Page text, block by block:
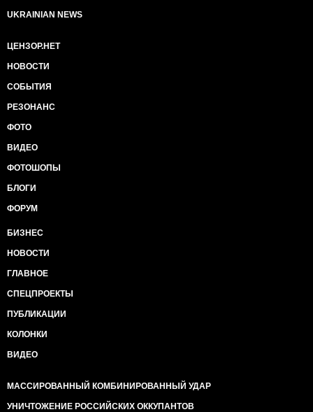
UKRAINIAN NEWS
ЦЕНЗОР.НЕТ
НОВОСТИ
СОБЫТИЯ
РЕЗОНАНС
ФОТО
ВИДЕО
ФОТОШОПЫ
БЛОГИ
ФОРУМ
БИЗНЕС
НОВОСТИ
ГЛАВНОЕ
СПЕЦПРОЕКТЫ
ПУБЛИКАЦИИ
КОЛОНКИ
ВИДЕО
МАССИРОВАННЫЙ КОМБИНИРОВАННЫЙ УДАР
УНИЧТОЖЕНИЕ РОССИЙСКИХ ОККУПАНТОВ